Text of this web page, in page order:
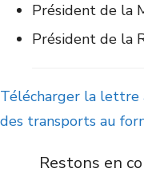
Président de la
Président de la
Télécharger la lettre
des transports au
Restons en